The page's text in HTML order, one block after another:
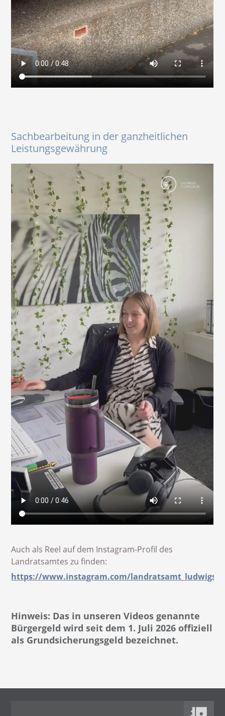
Sachbearbeitung in der ganzheitlichen
Leistungsgewährung
Auch als Reel auf dem Instagram-Profil des
Landratsamtes zu finden:
https://www.instagram.com/
Hinweis: Das in unseren Videos genannte
Bürgergeld wird seit dem 1. Juli 2026 offiziell
als Grundsicherungsgeld bezeichnet.